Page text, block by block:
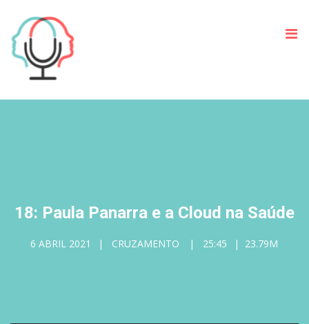
18: Paula Panarra e a Cloud na Saúde
6 ABRIL 2021 CRUZAMENTO 25:45 23.79M